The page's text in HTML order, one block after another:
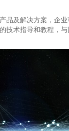
品及解决方案，企
技术指导和教程，